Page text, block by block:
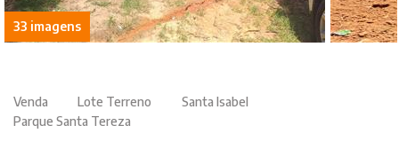
33 imagens
Venda Lote Terreno
Santa Isabel
Parque Santa Tereza